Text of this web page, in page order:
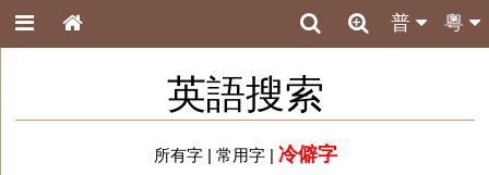
粵
普
英語搜索
所有字| 常用字| 冷僻字